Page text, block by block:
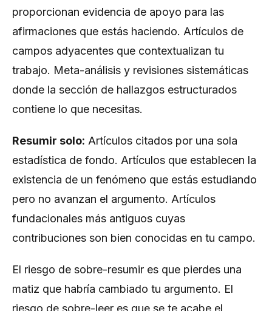
proporcionan evidencia de apoyo para las
afirmaciones que estás haciendo. Artículos de
campos adyacentes que contextualizan tu
trabajo. Meta-análisis y revisiones sistemáticas
donde la sección de hallazgos estructurados
contiene lo que necesitas.
Resumir solo: Artículos citados por una sola
estadística de fondo. Artículos que establecen la
existencia de un fenómeno que estás estudiando
pero no avanzan el argumento. Artículos
fundacionales más antiguos cuyas
contribuciones son bien conocidas en tu campo.
El riesgo de sobre-resumir es que pierdes una
matiz que habría cambiado tu argumento. El
riesgo de sobre-leer es que se te acabe el